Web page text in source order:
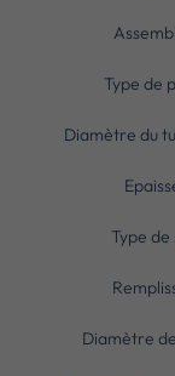
Type de
Diamètre du
Type de
Diamètre